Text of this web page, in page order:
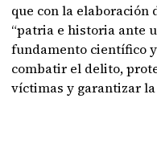
que con la elaboración
“patria e historia ante
fundamento científico
combatir el delito,
víctimas y garantizar la